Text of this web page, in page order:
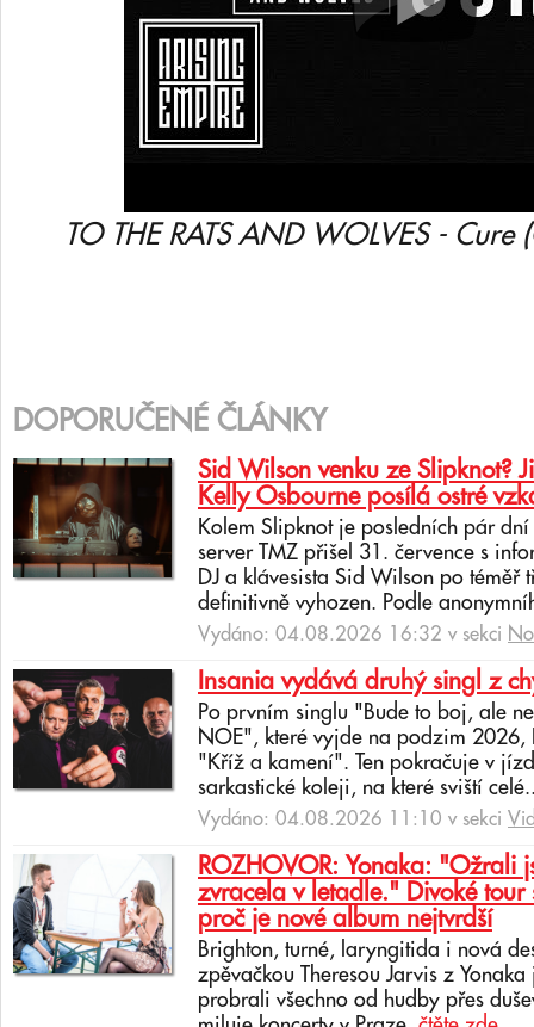
TO THE RATS AND WOLVES - Cure
DOPORUČENÉ ČLÁNKY
Sid Wilson venku ze Slipknot?
Kelly Osbourne posílá ostré
Kolem Slipknot je posledních pár
server TMZ přišel 31. července s
DJ a klávesista Sid Wilson po téměř
definitivně vyhozen. Podle
Vydáno: 04.08.2026 16:32 v sekci
Insania vydává druhý singl z
Po prvním singlu "Bude to boj, ale
NOE", které vyjde na podzim 2026,
"Kříž a kamení". Ten pokračuje v
sarkastické koleji, na které sviští
Vydáno: 04.08.2026 11:10 v sekci
ROZHOVOR: Yonaka: "Ožrali
zvracela v letadle." Divoké tour
proč je nové album nejtvrdší
Brighton, turné, laryngitida i nová
zpěvačkou Theresou Jarvis z
probrali všechno od hudby přes